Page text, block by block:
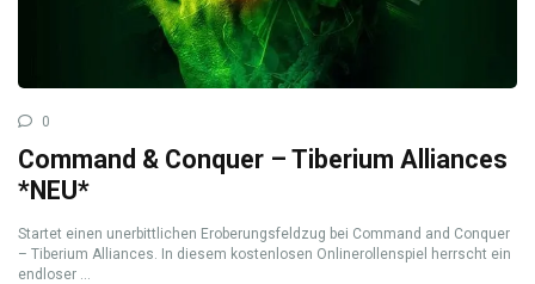
0
Command & Conquer – Tiberium Alliances
*NEU*
Startet einen unerbittlichen Eroberungsfeldzug bei Command and Conquer
– Tiberium Alliances. In diesem kostenlosen Onlinerollenspiel herrscht ein
endloser ...